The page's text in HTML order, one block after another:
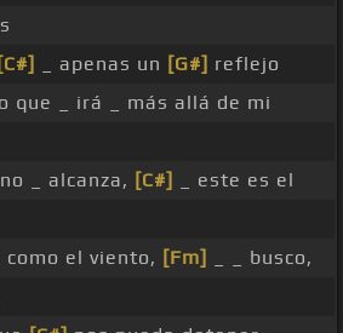
[C#] _ apenas un [G#] reflejo
que _ irá _ más allá de mi
_ alcanza, [C#]
_ este es el
como el viento, [Fm]
_ _ busco,